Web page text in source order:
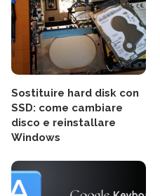
Sostituire hard disk con
SSD: come cambiare
disco e reinstallare
Windows